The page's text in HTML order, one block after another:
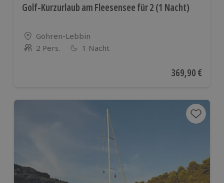
Golf-Kurzurlaub am Fleesensee für 2 (1 Nacht)
Standort
Göhren-Lebbin
Anzahl der Teilnehmer
2 Pers. 1 Nacht
Aktueller Preis
369,90 €